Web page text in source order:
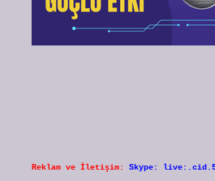
Reklam ve İletişim: Skype: